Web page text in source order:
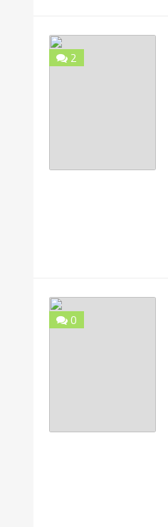
2
0